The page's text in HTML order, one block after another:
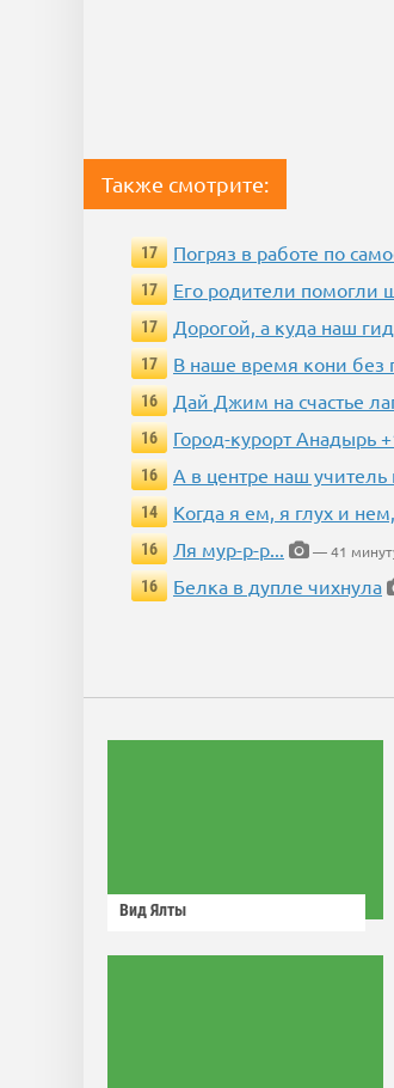
Также смотрите:
17 Погряз в работе по
17
Его родители помогли
17
Дорогой, а куда наш
17
В наше время кони без
16
Дай Джим на счастье
16
Город-курорт Анадырь
16
А в центре наш учитель
14
Когда я ем, я глух и
16
Ля мур-р-р...
— 41
16
Белка в дупле чихнула
Вид Ялты